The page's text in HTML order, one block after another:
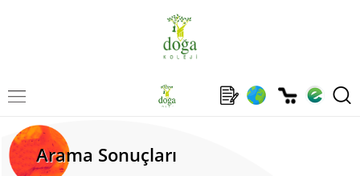
Arama Sonuçları